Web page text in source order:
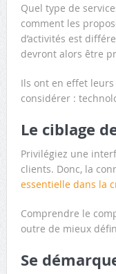
Quel type de
comment les
d’activités est
devront alors être
Ils ont en effet
considérer :
Le ciblage
Privilégiez une
clients. Donc, la
essentielle dans la
Comprendre le
outre de mieux
Se